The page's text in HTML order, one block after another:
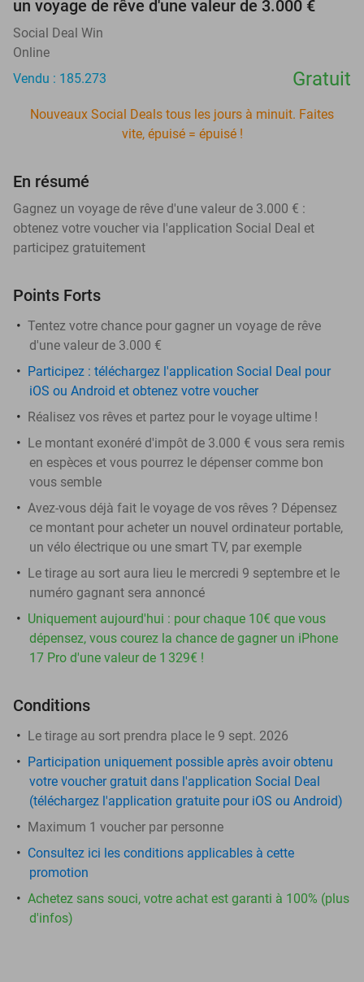
un voyage de rêve d'une valeur de 3.000 €
Social Deal Win
Online
Vendu : 185.273
Gratuit
Nouveaux Social Deals tous les jours à minuit. Faites
vite, épuisé = épuisé !
En résumé
Gagnez un voyage de rêve d'une valeur de 3.000 € :
obtenez votre voucher via l'application Social Deal et
participez gratuitement
Points Forts
Tentez votre chance pour gagner un voyage de rêve
d'une valeur de 3.000 €
Participez : téléchargez l'application Social Deal pour
iOS ou Android et obtenez votre voucher
Réalisez vos rêves et partez pour le voyage ultime !
Le montant exonéré d'impôt de 3.000 € vous sera remis
en espèces et vous pourrez le dépenser comme bon
vous semble
Avez-vous déjà fait le voyage de vos rêves ? Dépensez
ce montant pour acheter un nouvel ordinateur portable,
un vélo électrique ou une smart TV, par exemple
Le tirage au sort aura lieu le mercredi 9 septembre et le
numéro gagnant sera annoncé
Uniquement aujourd'hui : pour chaque 10€ que vous
dépensez, vous courez la chance de gagner un iPhone
17 Pro d'une valeur de 1 329€ !
Conditions
Le tirage au sort prendra place le 9 sept. 2026
Participation uniquement possible après avoir obtenu
votre voucher gratuit dans l'application Social Deal
(téléchargez l'application gratuite pour iOS ou Android)
Maximum 1 voucher par personne
Consultez ici les conditions applicables à cette
promotion
Achetez sans souci, votre achat est garanti à 100% (plus
d'infos)